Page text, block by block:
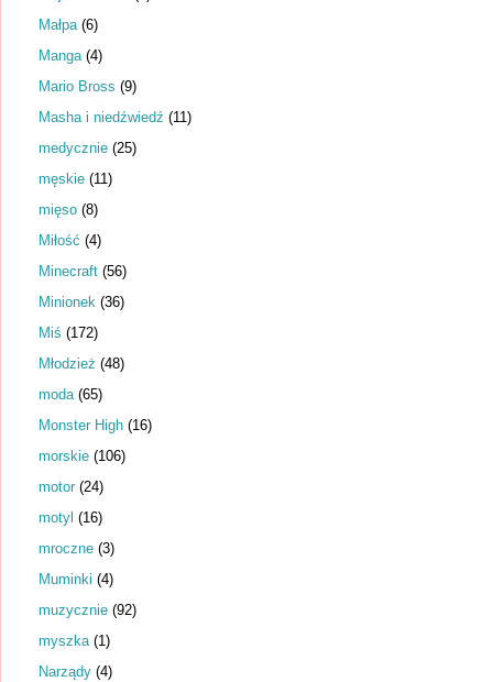
Małpa (6)
Manga (4)
Mario Bross (9)
Masha i niedźwiedź (11)
medycznie (25)
męskie (11)
mięso (8)
Miłość (4)
Minecraft (56)
Minionek (36)
Miś (172)
Młodzież (48)
moda (65)
Monster High (16)
morskie (106)
motor (24)
motyl (16)
mroczne (3)
Muminki (4)
muzycznie (92)
myszka (1)
Narządy (4)